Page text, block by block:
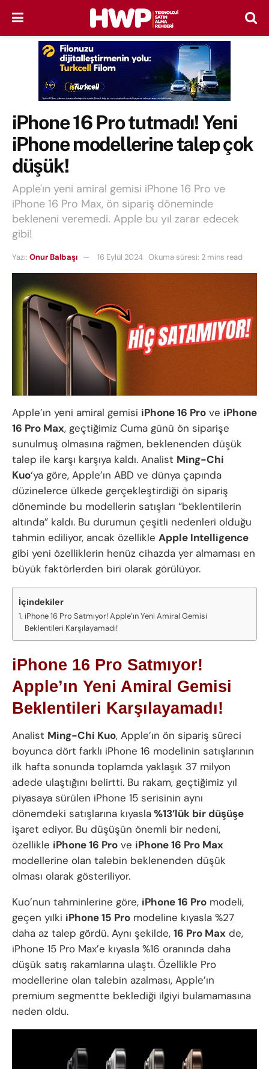
iPhone 16 Pro tutmadı! Yeni
iPhone modellerine talep çok
düşük!
Apple'ın yeni amiral gemisi iPhone 16 Pro ve
iPhone 16 Pro Max, ön sipariş döneminde
bekleneni veremedi. Apple bu yıl zarar edecek
gibi!
Yazı: Onur Balbaşı 16 Eylül 2024 Okuma süresi: 2 mins read
Apple’ın yeni amiral gemisi iPhone 16 Pro ve iPhone
16 Pro Max, geçtiğimiz Cuma günü ön siparişe
sunulmuş olmasına rağmen, beklenenden düşük
talep ile karşı karşıya kaldı. Analist Ming-Chi
Kuo‘ya göre, Apple’ın ABD ve dünya çapında
düzinelerce ülkede gerçekleştirdiği ön sipariş
döneminde bu modellerin satışları “beklentilerin
altında” kaldı. Bu durumun çeşitli nedenleri olduğu
tahmin ediliyor, ancak özellikle Apple Intelligence
gibi yeni özelliklerin henüz cihazda yer almaması en
büyük faktörlerden biri olarak görülüyor.
İçindekiler
iPhone 16 Pro Satmıyor! Apple’ın Yeni Amiral Gemisi
Beklentileri Karşılayamadı!
iPhone 16 Pro Satmıyor!
Apple’ın Yeni Amiral Gemisi
Beklentileri Karşılayamadı!
Analist Ming-Chi Kuo, Apple’ın ön sipariş süreci
boyunca dört farklı iPhone 16 modelinin satışlarının
ilk hafta sonunda toplamda yaklaşık 37 milyon
adede ulaştığını belirtti. Bu rakam, geçtiğimiz yıl
piyasaya sürülen iPhone 15 serisinin aynı
dönemdeki satışlarına kıyasla%13’lük bir düşüşe
işaret ediyor. Bu düşüşün önemli bir nedeni,
özellikle iPhone 16 Pro ve iPhone 16 Pro Max
modellerine olan talebin beklenenden düşük
olması olarak gösteriliyor.
Kuo’nun tahminlerine göre, iPhone 16 Pro modeli,
geçen yılki iPhone 15 Pro modeline kıyasla %27
daha az talep gördü. Aynı şekilde, 16 Pro Max de,
iPhone 15 Pro Max’e kıyasla %16 oranında daha
düşük satış rakamlarına ulaştı. Özellikle Pro
modellerine olan talebin azalması, Apple’ın
premium segmentte beklediği ilgiyi bulamamasına
neden oldu.